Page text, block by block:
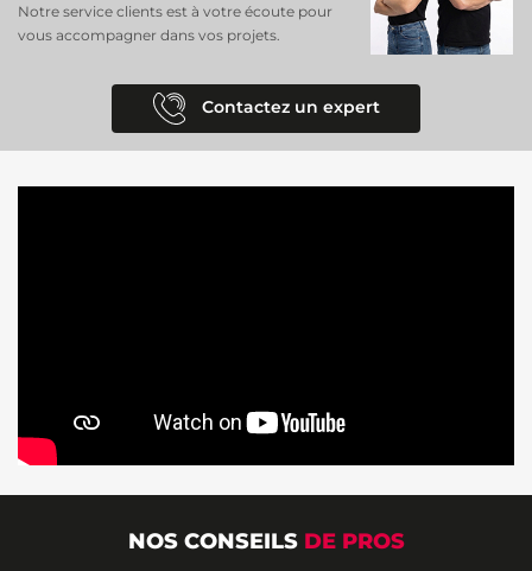
Notre service clients est à votre écoute pour
vous accompagner dans vos projets.
Contactez un expert
NOS CONSEILS DE PROS